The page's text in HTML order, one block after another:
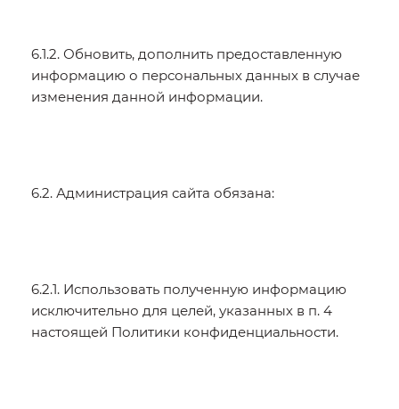
6.1.2. Обновить, дополнить предоставленную
информацию о персональных данных в случае
изменения данной информации.
6.2. Администрация сайта обязана:
6.2.1. Использовать полученную информацию
исключительно для целей, указанных в п. 4
настоящей Политики конфиденциальности.